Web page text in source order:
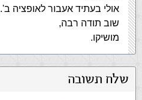
אולי בעתיד אעבור לאופציה ב'.
שוב תודה רבה,
מושיקו.
שלח תשובה